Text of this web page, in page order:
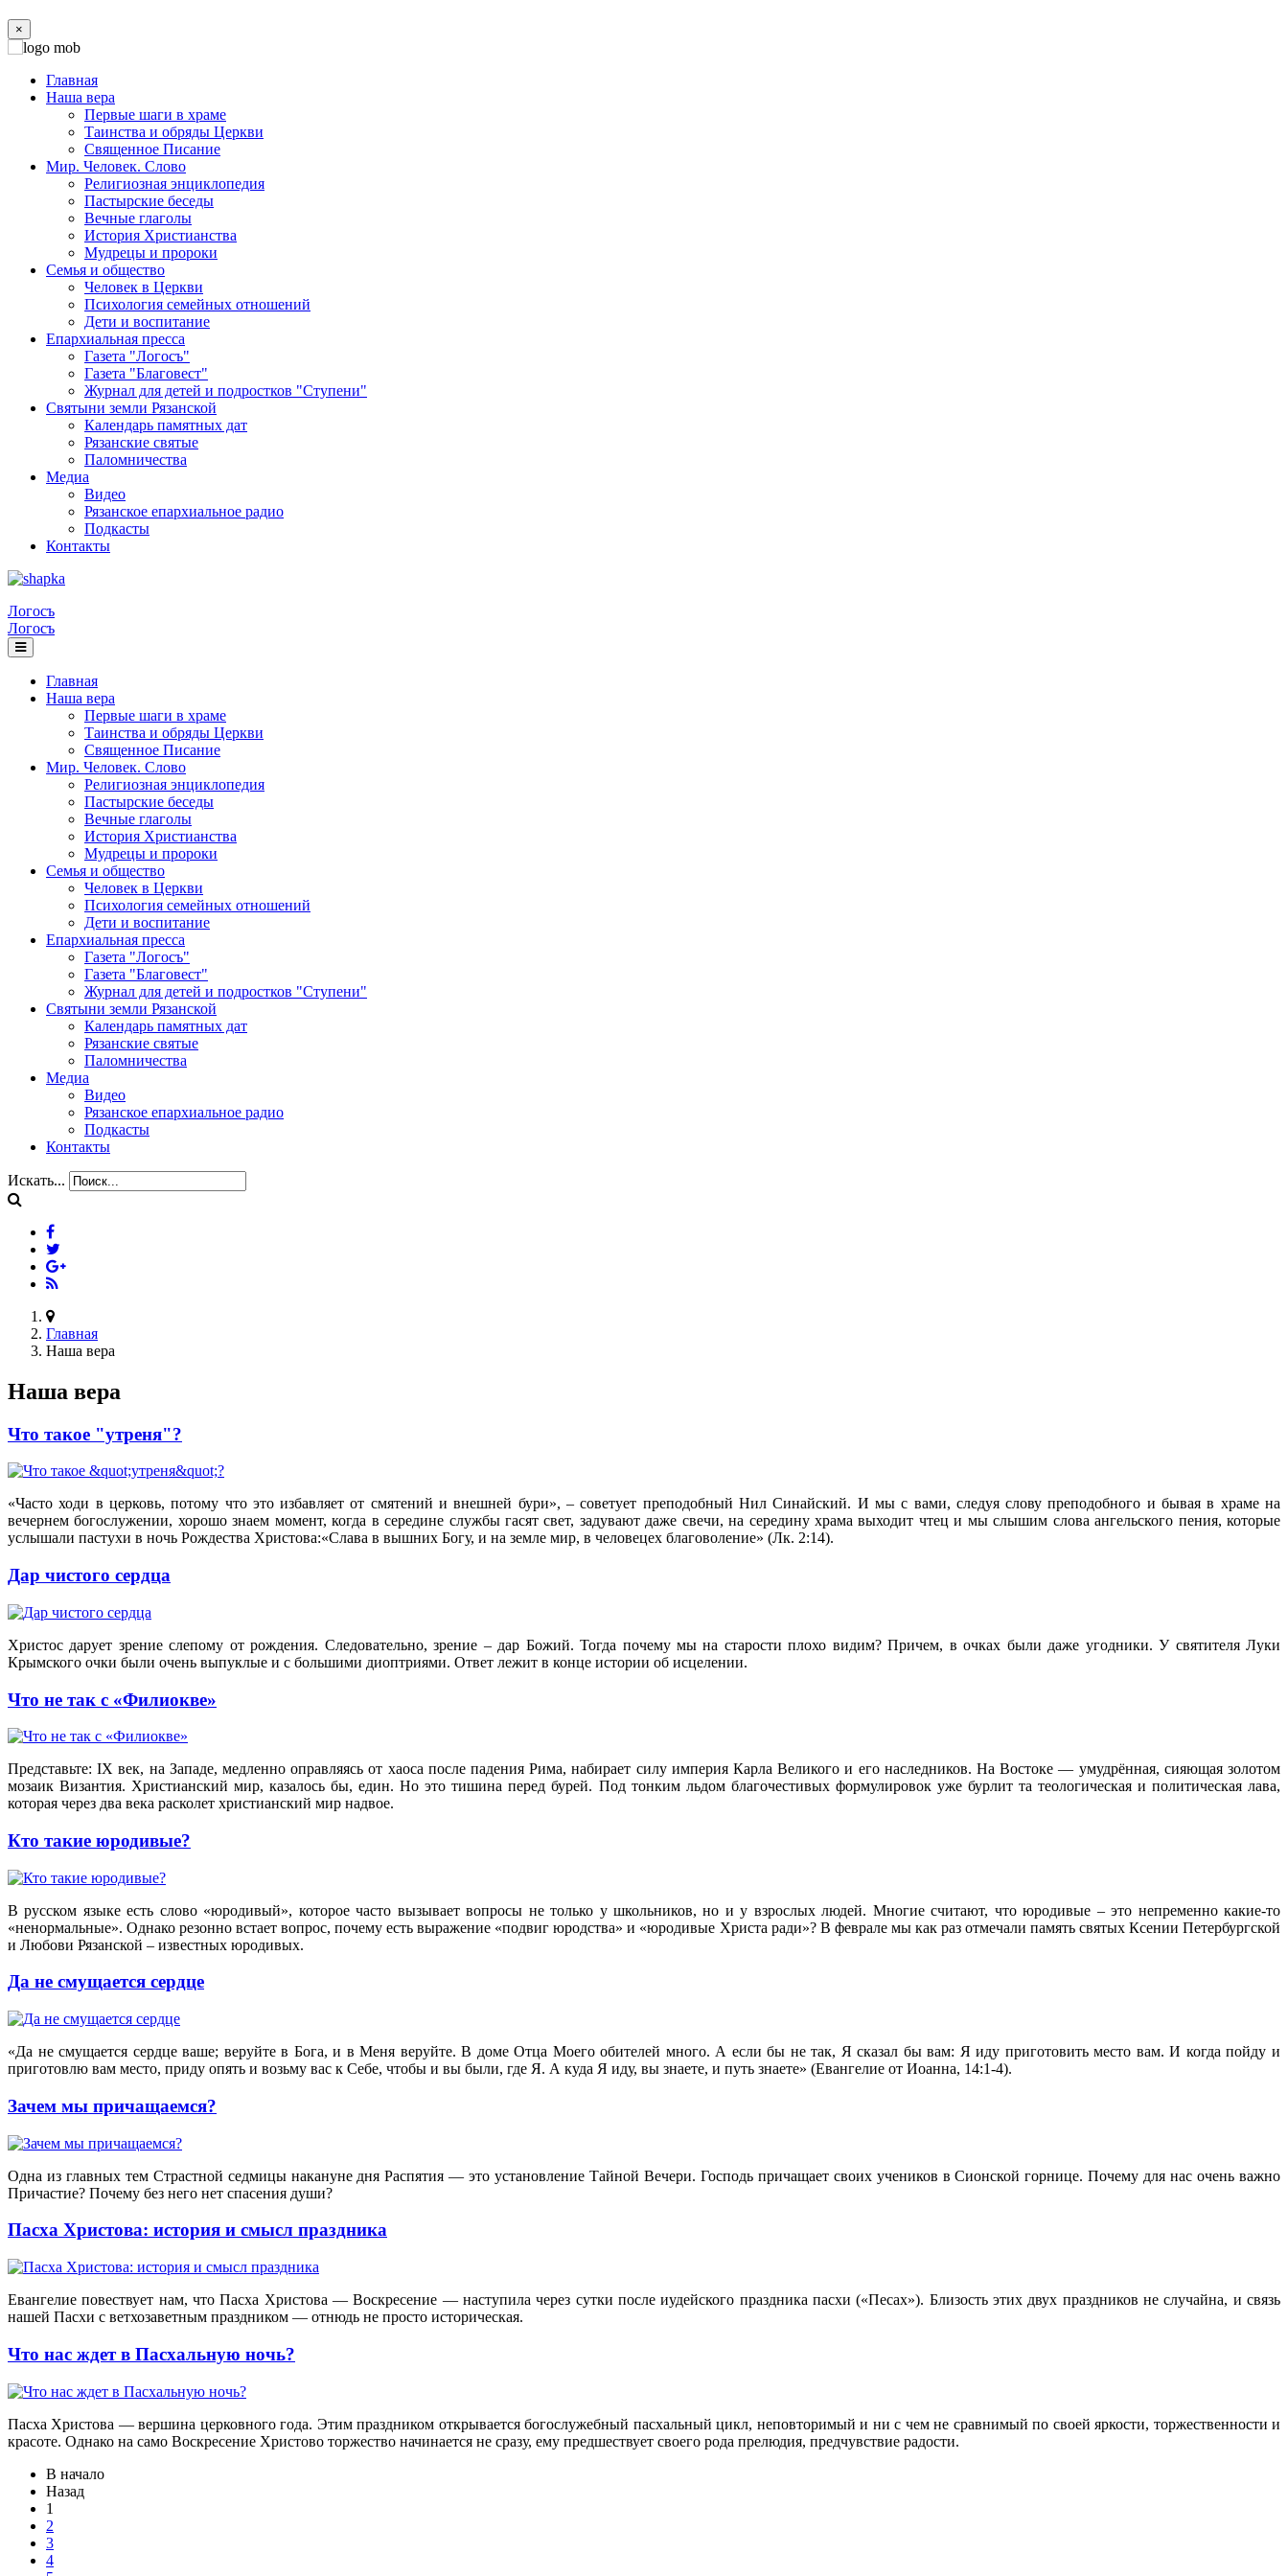
×
Главная
Наша вера
Первые шаги в храме
Таинства и обряды Церкви
Священное Писание
Мир. Человек. Слово
Религиозная энциклопедия
Пастырские беседы
Вечные глаголы
История Христианства
Мудрецы и пророки
Семья и общество
Человек в Церкви
Психология семейных отношений
Дети и воспитание
Епархиальная пресса
Газета "Логосъ"
Газета "Благовест"
Журнал для детей и подростков "Ступени"
Святыни земли Рязанской
Календарь памятных дат
Рязанские святые
Паломничества
Медиа
Видео
Рязанское епархиальное радио
Подкасты
Контакты
Логосъ
Логосъ
Главная
Наша вера
Первые шаги в храме
Таинства и обряды Церкви
Священное Писание
Мир. Человек. Слово
Религиозная энциклопедия
Пастырские беседы
Вечные глаголы
История Христианства
Мудрецы и пророки
Семья и общество
Человек в Церкви
Психология семейных отношений
Дети и воспитание
Епархиальная пресса
Газета "Логосъ"
Газета "Благовест"
Журнал для детей и подростков "Ступени"
Святыни земли Рязанской
Календарь памятных дат
Рязанские святые
Паломничества
Медиа
Видео
Рязанское епархиальное радио
Подкасты
Контакты
Искать...
Главная
Наша вера
Наша вера
Что такое "утреня"?
«Часто ходи в церковь, потому что это избавляет от смятений и внешней бури», – советует преподобный Нил Синайский. И мы с вами, следуя слову преподобного и бывая в храме на
вечернем богослужении, хорошо знаем момент, когда в середине службы гасят свет, задувают даже свечи, на середину храма выходит чтец и мы слышим слова ангельского пения, которые
услышали пастухи в ночь Рождества Христова:«Слава в вышних Богу, и на земле мир, в человецех благоволение» (Лк. 2:14).
Дар чистого сердца
Христос дарует зрение слепому от рождения. Следовательно, зрение – дар Божий. Тогда почему мы на старости плохо видим? Причем, в очках были даже угодники. У святителя Луки
Крымского очки были очень выпуклые и с большими диоптриями. Ответ лежит в конце истории об исцелении.
Что не так с «Филиокве»
Представьте: IX век, на Западе, медленно оправляясь от хаоса после падения Рима, набирает силу империя Карла Великого и его наследников. На Востоке — умудрённая, сияющая золотом
мозаик Византия. Христианский мир, казалось бы, един. Но это тишина перед бурей. Под тонким льдом благочестивых формулировок уже бурлит та теологическая и политическая лава,
которая через два века расколет христианский мир надвое.
Кто такие юродивые?
В русском языке есть слово «юродивый», которое часто вызывает вопросы не только у школьников, но и у взрослых людей. Многие считают, что юродивые – это непременно какие-то
«ненормальные». Однако резонно встает вопрос, почему есть выражение «подвиг юродства» и «юродивые Христа ради»? В феврале мы как раз отмечали память святых Ксении Петербургской
и Любови Рязанской – известных юродивых.
Да не смущается сердце
«Да не смущается сердце ваше; веруйте в Бога, и в Меня веруйте. В доме Отца Моего обителей много. А если бы не так, Я сказал бы вам: Я иду приготовить место вам. И когда пойду и
приготовлю вам место, приду опять и возьму вас к Себе, чтобы и вы были, где Я. А куда Я иду, вы знаете, и путь знаете» (Евангелие от Иоанна, 14:1-4).
Зачем мы причащаемся?
Одна из главных тем Страстной седмицы накануне дня Распятия — это установление Тайной Вечери. Господь причащает своих учеников в Сионской горнице. Почему для нас очень важно
Причастие? Почему без него нет спасения души?
Пасха Христова: история и смысл праздника
Евангелие повествует нам, что Пасха Христова — Воскресение — наступила через сутки после иудейского праздника пасхи («Песах»). Близость этих двух праздников не случайна, и связь
нашей Пасхи с ветхозаветным праздником — отнюдь не просто историческая.
Что нас ждет в Пасхальную ночь?
Пасха Христова — вершина церковного года. Этим праздником открывается богослужебный пасхальный цикл, неповторимый и ни с чем не сравнимый по своей яркости, торжественности и
красоте. Однако на само Воскресение Христово торжество начинается не сразу, ему предшествует своего рода прелюдия, предчувствие радости.
В начало
Назад
1
2
3
4